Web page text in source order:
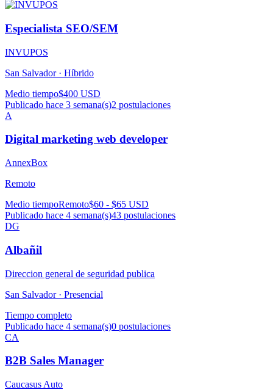
Especialista SEO/SEM
INVUPOS
San Salvador · Híbrido
Medio tiempo$400 USD
Publicado hace 3 semana(s)2 postulaciones
A
Digital marketing web developer
AnnexBox
Remoto
Medio tiempoRemoto$60 - $65 USD
Publicado hace 4 semana(s)43 postulaciones
DG
Albañil
Direccion general de seguridad publica
San Salvador · Presencial
Tiempo completo
Publicado hace 4 semana(s)0 postulaciones
CA
B2B Sales Manager
Caucasus Auto